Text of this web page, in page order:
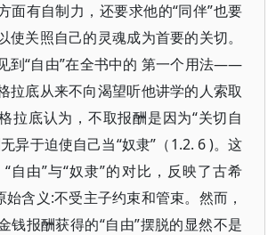
面有自制力，还要求他的“同伴”也要
使关照自己的灵魂成为首要的关切。
到“自由”在全书中的 第一个用法——
拉底从来不向渴望听他讲学的人索取
拉底认为，不取报酬是因为“关切自
异于迫使自己当“奴隶”（1.2. 6 )。这
自由”与“奴隶”的对比，反映了古希
始含义:不受主子约束和管束。然而，
钱报酬获得的“自由”摆脱的显然不是